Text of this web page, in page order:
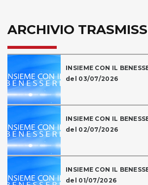
ARCHIVIO
INSIEME CON IL
del 03/07/2026
INSIEME CON IL
del 02/07/2026
INSIEME CON IL
del 01/07/2026